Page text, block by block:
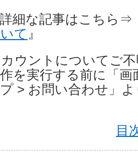
細な記事はこちら⇒
て 』
ウントについてご
を実行する前に「画
> お問い合わせ」
目